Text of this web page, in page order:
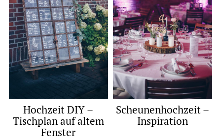
Hochzeit DIY –
Tischplan auf altem
Fenster
Scheunenhochzeit –
Inspiration